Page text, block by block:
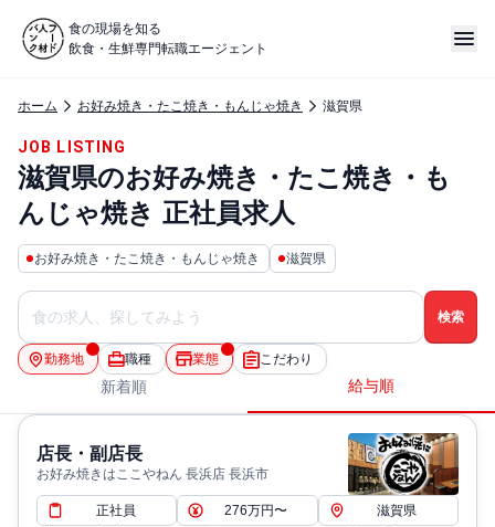
食の現場を知る
飲食・生鮮専門転職エージェント
ホーム お好み焼き・たこ焼き・もんじゃ焼き 滋賀県
JOB LISTING
滋賀県のお好み焼き・たこ焼き・も
んじゃ焼き 正社員求人
お好み焼き・たこ焼き・もんじゃ焼き 滋賀県
勤務地 職種 業態 こだわり
新着順 給与順
店長・副店長
お好み焼きはここやねん 長浜店 長浜市
正社員 276万円〜 滋賀県